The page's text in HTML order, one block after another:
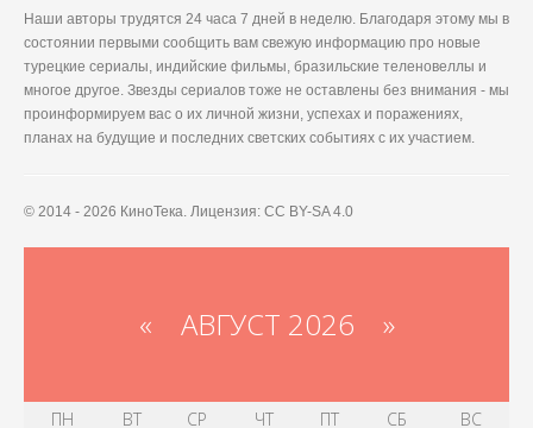
Наши авторы трудятся 24 часа 7 дней в неделю. Благодаря этому мы в
состоянии первыми сообщить вам свежую информацию про новые
турецкие сериалы, индийские фильмы, бразильские теленовеллы и
многое другое. Звезды сериалов тоже не оставлены без внимания - мы
проинформируем вас о их личной жизни, успехах и поражениях,
планах на будущие и последних светских событиях с их участием.
© 2014 - 2026 КиноТека. Лицензия: CC BY-SA 4.0
« АВГУСТ 2026 »
ПН ВТ СР ЧТ ПТ СБ ВС